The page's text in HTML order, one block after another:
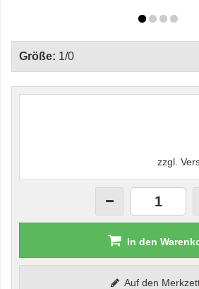
Größe: 1/0
zzgl.
In den
Auf den